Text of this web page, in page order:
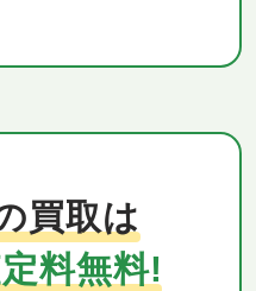
買取は
料無料!